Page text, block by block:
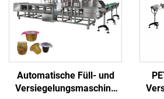
Automatische Füll- und
Versiegelungsmaschine